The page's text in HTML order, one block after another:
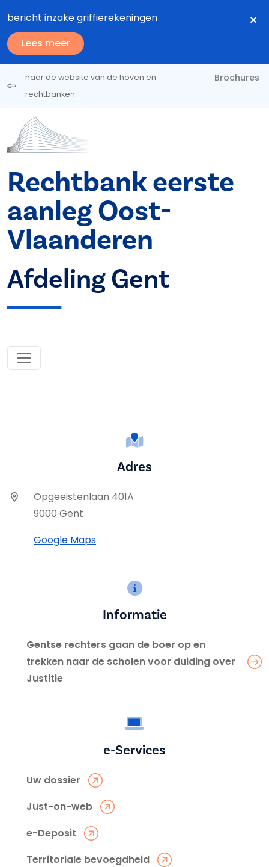
bericht inzake griffierekeningen
Lees meer
naar de website van de hoven en
rechtbanken
Brochures
Rechtbank eerste
aanleg Oost-
Vlaanderen
Afdeling Gent
Adres
Opgeëistenlaan 401A
9000 Gent
Google Maps
Informatie
Gentse rechters gaan de boer op en
trekken naar de scholen voor duiding over
Justitie
e-Services
Uw dossier
Just-on-web
e-Deposit
Territoriale bevoegdheid